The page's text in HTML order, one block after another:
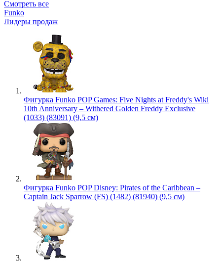
Смотреть все
Funko
Лидеры продаж
Фигурка Funko POP Games: Five Nights at Freddy's Wiki
10th Anniversary – Withered Golden Freddy Exclusive
(1033) (83091) (9,5 см)
Фигурка Funko POP Disney: Pirates of the Caribbean –
Captain Jack Sparrow (FS) (1482) (81940) (9,5 см)